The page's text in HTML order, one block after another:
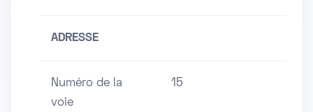
ADRESSE
Numéro de la
voie
15